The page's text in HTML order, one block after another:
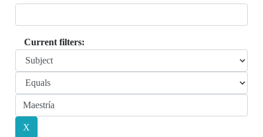
Current filters: